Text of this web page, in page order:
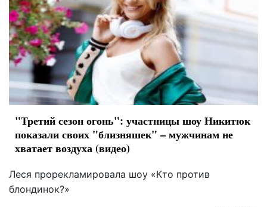
"Третий сезон огонь": участницы шоу Никитюк
показали своих "близняшек" – мужчинам не
хватает воздуха (видео)
Леся прорекламировала шоу «Кто против
блондинок?»